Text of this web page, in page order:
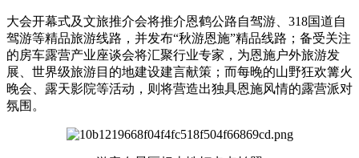
大会开幕式及文旅推介会将推介恩鹤公路自驾游、318国道自
驾游等精品旅游线路，并发布“秋游恩施”精品线路；备受关注
的房车露营产业座谈会将汇聚行业专家，为恩施户外旅游发
展、世界级旅游目的地建设建言献策；而每晚的山野狂欢篝火
晚会、露天影院等活动，则将营造出独具恩施风情的露营派对
氛围。